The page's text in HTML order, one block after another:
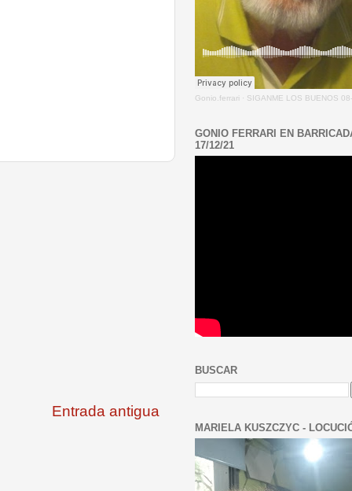
Entrada antigua
Gonio.ferrari · SIGANME LOS BUENOS
GONIO FERRARI EN
17/12/21
BUSCAR
MARIELA KUSZCZYC -